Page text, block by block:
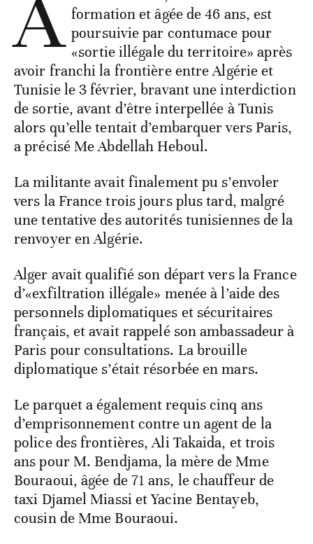
A formation et âgée de 46 ans, est
poursuivie par contumace pour
«sortie illégale du territoire» après
avoir franchi la frontière entre Algérie et
Tunisie le 3 février, bravant une interdiction
de sortie, avant d’être interpellée à Tunis
alors qu’elle tentait d’embarquer vers Paris,
a précisé Me Abdellah Heboul.
La militante avait finalement pu s’envoler
vers la France trois jours plus tard, malgré
une tentative des autorités tunisiennes de la
renvoyer en Algérie.
Alger avait qualifié son départ vers la France
d’«exfiltration illégale» menée à l’aide des
personnels diplomatiques et sécuritaires
français, et avait rappelé son ambassadeur à
Paris pour consultations. La brouille
diplomatique s’était résorbée en mars.
Le parquet a également requis cinq ans
d’emprisonnement contre un agent de la
police des frontières, Ali Takaida, et trois
ans pour M. Bendjama, la mère de Mme
Bouraoui, âgée de 71 ans, le chauffeur de
taxi Djamel Miassi et Yacine Bentayeb,
cousin de Mme Bouraoui.